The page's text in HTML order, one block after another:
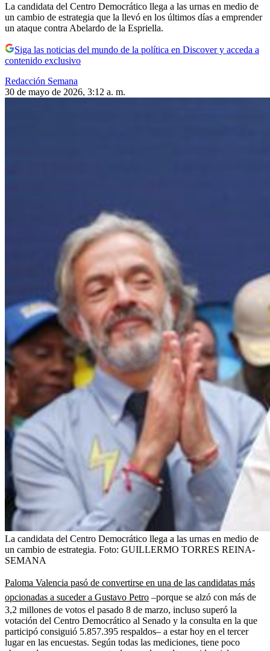
La candidata del Centro Democrático llega a las urnas en medio de
un cambio de estrategia que la llevó en los últimos días a emprender
un ataque contra Abelardo de la Espriella.
Siga las noticias del mundo de la política en Discover y acceda a
contenido exclusivo
Redacción Semana
30 de mayo de 2026, 3:12 a. m.
La candidata del Centro Democrático llega a las urnas en medio de
un cambio de estrategia. Foto: GUILLERMO TORRES REINA-
SEMANA
Paloma Valencia pasó de convertirse en una de las candidatas más
opcionadas a suceder a Gustavo Petro –porque se alzó con más de
3,2 millones de votos el pasado 8 de marzo, incluso superó la
votación del Centro Democrático al Senado y la consulta en la que
participó consiguió 5.857.395 respaldos– a estar hoy en el tercer
lugar en las encuestas. Según todas las mediciones, tiene poco